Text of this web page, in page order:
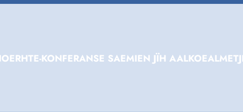
KONFERANSE SAEMIEN JÏH